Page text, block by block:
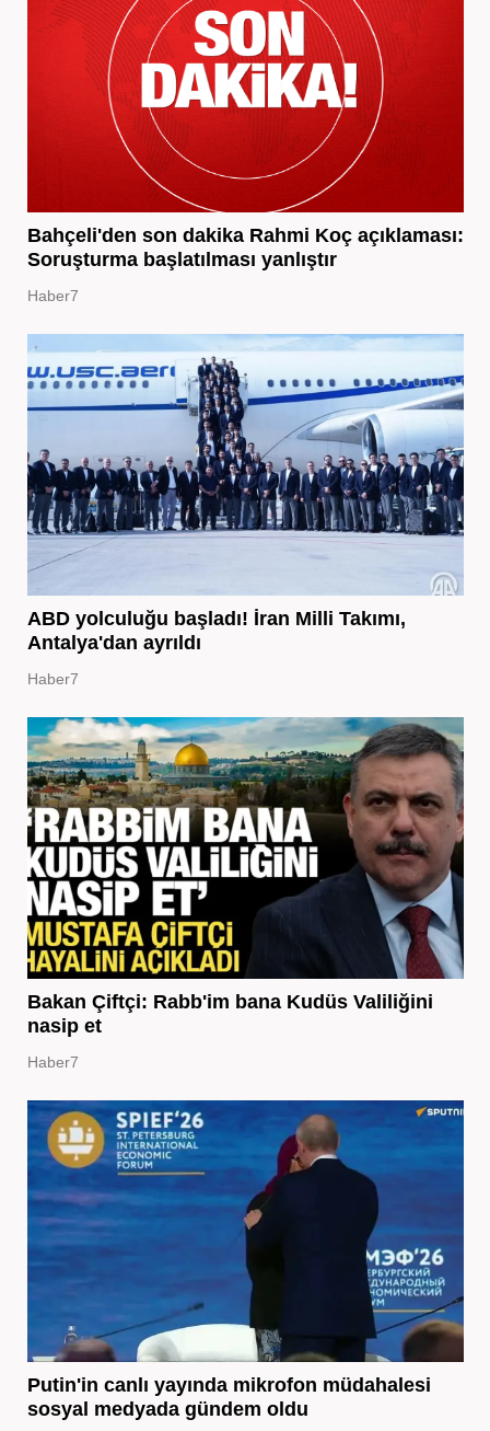
Bahçeli'den son dakika Rahmi Koç açıklaması:
Soruşturma başlatılması yanlıştır
Haber7
ABD yolculuğu başladı! İran Milli Takımı,
Antalya'dan ayrıldı
Haber7
Bakan Çiftçi: Rabb'im bana Kudüs Valiliğini
nasip et
Haber7
Putin'in canlı yayında mikrofon müdahalesi
sosyal medyada gündem oldu